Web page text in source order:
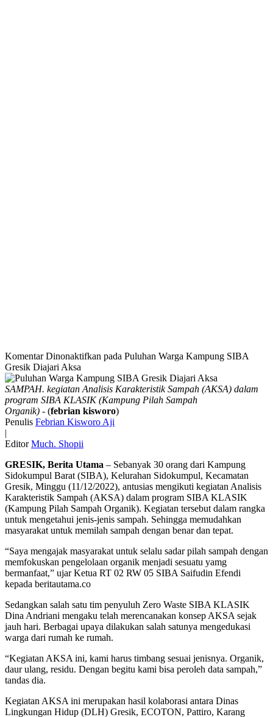
Komentar Dinonaktifkan pada Puluhan Warga Kampung SIBA
Gresik Diajari Aksa
SAMPAH. kegiatan Analisis Karakteristik Sampah (AKSA) dalam
program SIBA KLASIK (Kampung Pilah Sampah
Organik) - (febrian kisworo)
Penulis Febrian Kisworo Aji
|
Editor Much. Shopii
GRESIK, Berita Utama – Sebanyak 30 orang dari Kampung
Sidokumpul Barat (SIBA), Kelurahan Sidokumpul, Kecamatan
Gresik, Minggu (11/12/2022), antusias mengikuti kegiatan Analisis
Karakteristik Sampah (AKSA) dalam program SIBA KLASIK
(Kampung Pilah Sampah Organik). Kegiatan tersebut dalam rangka
untuk mengetahui jenis-jenis sampah. Sehingga memudahkan
masyarakat untuk memilah sampah dengan benar dan tepat.
“Saya mengajak masyarakat untuk selalu sadar pilah sampah dengan
memfokuskan pengelolaan organik menjadi sesuatu yamg
bermanfaat,” ujar Ketua RT 02 RW 05 SIBA Saifudin Efendi
kepada beritautama.co
Sedangkan salah satu tim penyuluh Zero Waste SIBA KLASIK
Dina Andriani mengaku telah merencanakan konsep AKSA sejak
jauh hari. Berbagai upaya dilakukan salah satunya mengedukasi
warga dari rumah ke rumah.
“Kegiatan AKSA ini, kami harus timbang sesuai jenisnya. Organik,
daur ulang, residu. Dengan begitu kami bisa peroleh data sampah,”
tandas dia.
Kegiatan AKSA ini merupakan hasil kolaborasi antara Dinas
Lingkungan Hidup (DLH) Gresik, ECOTON, Pattiro, Karang